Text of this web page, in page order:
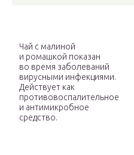
Чай с малиной
и ромашкой показан
во время заболеваний
вирусными инфекциями.
Действует как
противовоспалительное
и антимикробное
средство.